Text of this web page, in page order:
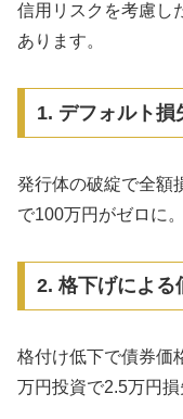
信用リスクを考慮し
あります。
1. デフォルト損
発行体の破綻で全額
で100万円がゼロに。
2. 格下げによる
格付け低下で債券
万円投資で2.5万円損